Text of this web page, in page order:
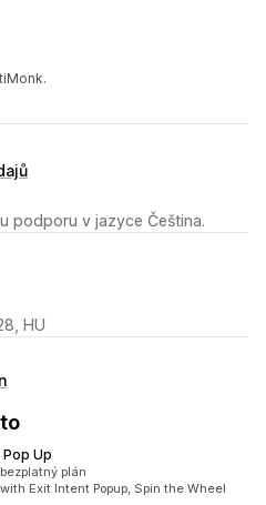
podporu v jazyce Čeština.
HU
Up
plán
Exit Intent Popup, Spin the Wheel